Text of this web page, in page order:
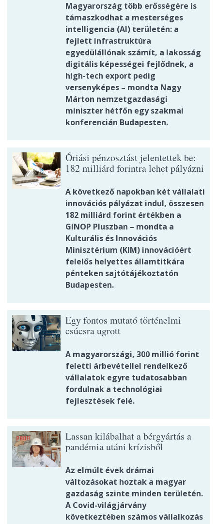
Magyarország több erősségére is
támaszkodhat a mesterséges
intelligencia (AI) területén: a
fejlett infrastruktúra
egyedülállónak számít, a lakosság
digitális képességei fejlődnek, a
high-tech export pedig
versenyképes – mondta Nagy
Márton nemzetgazdasági
miniszter hétfőn egy szakmai
konferencián Budapesten.
Óriási pénzosztást jelentettek be:
182 milliárd forintra lehet pályázni
A következő napokban két vállalati
innovációs pályázat indul, összesen
182 milliárd forint értékben a
GINOP Pluszban – mondta a
Kulturális és Innovációs
Minisztérium (KIM) innovációért
felelős helyettes államtitkára
pénteken sajtótájékoztatón
Budapesten.
Egy fontos mutató történelmi
csúcsra ugrott
A magyarországi, 300 millió forint
feletti árbevétellel rendelkező
vállalatok egyre tudatosabban
fordulnak a technológiai
fejlesztések felé.
Lassan kilábalhat a bérgyártás a
pandémia utáni krízisből
Az elmúlt évek drámai
változásokat hoztak a magyar
gazdaság szinte minden területén.
A Covid-világjárvány
következtében számos vállalkozás